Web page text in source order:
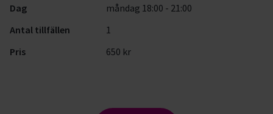
Dag
måndag 18:00 - 21:00
Antal tillfällen
1
Pris
650 kr